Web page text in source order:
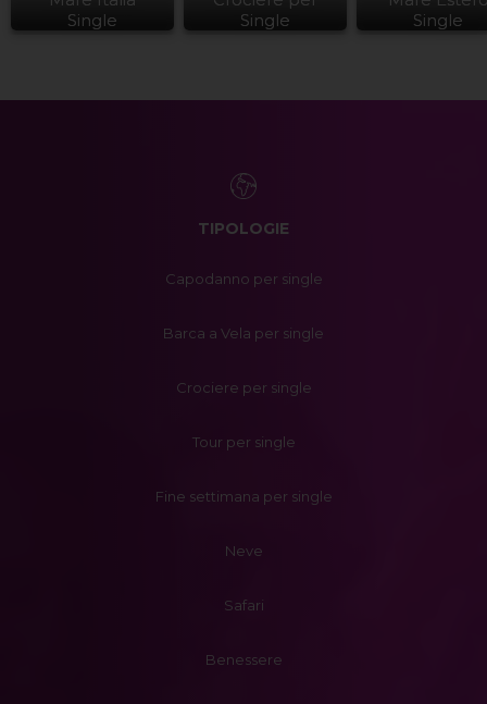
Single
Single
Single
TIPOLOGIE
Capodanno per single
Barca a Vela per single
Crociere per single
Tour per single
Fine settimana per single
Neve
Safari
Benessere